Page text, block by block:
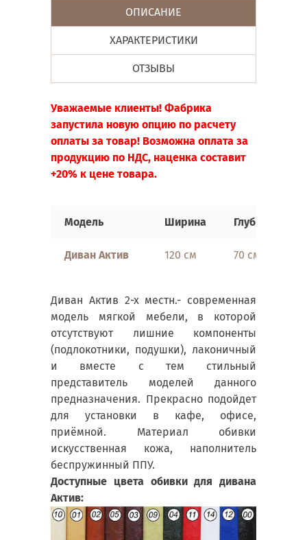
ОПИСАНИЕ
ХАРАКТЕРИСТИКИ
ОТЗЫВЫ
Уважаемые клиенты! Фабрика
запустила новую опцию по расчету
оплаты за товар! Возможна оплата за
продукцию по НДС, наценка составит
+20% к цене товара.
Модель Ширина Глубина
Диван Актив 120 см 70 см
Диван Актив 2-х местн.- современная
модель мягкой мебели, в которой
отсутствуют лишние компоненты
(подлокотники, подушки), лаконичный
и вместе с тем стильный
представитель моделей данного
предназначения. Прекрасно подойдет
для установки в кафе, офисе,
приёмной. Материал обивки
искусственная кожа, наполнитель
беспружинный ППУ.
Доступные цвета обивки для дивана
Актив: